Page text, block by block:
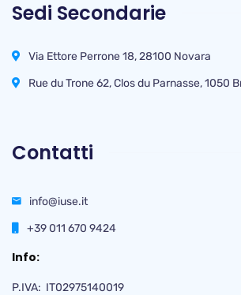
Sedi Secondarie
Via Ettore Perrone 18, 28100 Novara
Rue du Trone 62, Clos du Parnasse, 1050
Contatti
info@iuse.it
+39 011 670 9424
Info:
P.IVA: IT02975140019